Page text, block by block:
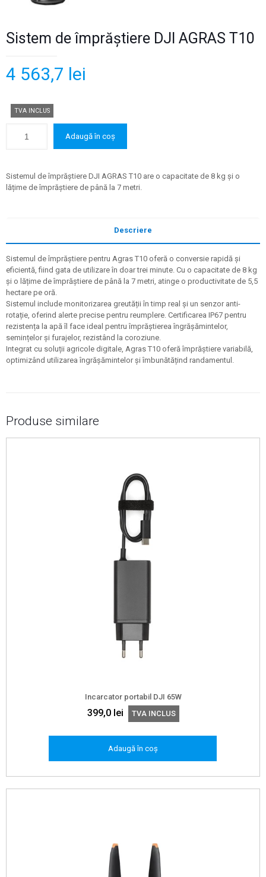
Sistem de împrăștiere DJI AGRAS T10
4 563,7 lei
TVA INCLUS
Adaugă în coș
Sistemul de împrăștiere DJI AGRAS T10 are o capacitate de 8 kg și o
lățime de împrăștiere de până la 7 metri.
Descriere
Sistemul de împrăștiere pentru Agras T10 oferă o conversie rapidă și
eficientă, fiind gata de utilizare în doar trei minute. Cu o capacitate de 8 kg
și o lățime de împrăștiere de până la 7 metri, atinge o productivitate de 5,5
hectare pe oră.
Sistemul include monitorizarea greutății în timp real și un senzor anti-
rotație, oferind alerte precise pentru reumplere. Certificarea IP67 pentru
rezistența la apă îl face ideal pentru împrăștierea îngrășămintelor,
semințelor și furajelor, rezistând la coroziune.
Integrat cu soluții agricole digitale, Agras T10 oferă împrăștiere variabilă,
optimizând utilizarea îngrășămintelor și îmbunătățind randamentul.
Produse similare
Incarcator portabil DJI 65W
399,0 lei TVA INCLUS
Adaugă în coș